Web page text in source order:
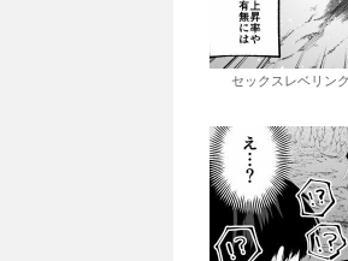
セックスレベリン